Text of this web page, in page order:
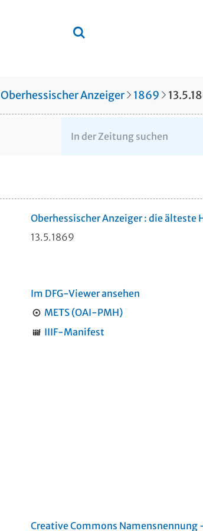
Oberhessischer Anzeiger 1869
Oberhessischer Anzeiger : die
13.5.1869
Im DFG-Viewer ansehen
METS (OAI-PMH)
IIIF-Manifest
Creative Commons